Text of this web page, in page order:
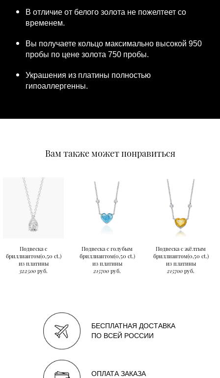
В отличие от белого золота не пожелтеет со
временем.
Вы получаете кольцо максимально высокой 950
пробы по цене золота 750 пробы.
Украшения из платины полностью
гипоаллергенны.
Вам также может понравиться
Подвеска с
бриллиантом(0,50 ct.)
из платины
322500 руб.
Подвеска с голубым
бриллиантом(0,50 ct.)
из платины
215700 руб.
Подвеска с жёлтым
бриллиантом(0,50 ct.)
из платины
215700 руб.
БЕСПЛАТНАЯ ДОСТАВКА
ПО ВСЕЙ РОССИИ
ОПЛАТА ЗАКАЗА